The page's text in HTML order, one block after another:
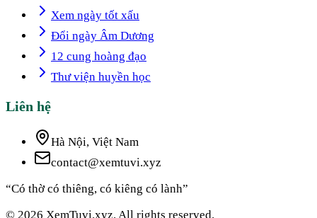
Xem ngày tốt xấu
Đổi ngày Âm Dương
12 cung hoàng đạo
Thư viện huyền học
Liên hệ
Hà Nội, Việt Nam
contact@xemtuvi.xyz
“Có thờ có thiêng, có kiêng có lành”
© 2026 XemTuvi.xyz. All rights reserved.